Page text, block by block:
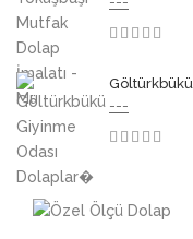
---